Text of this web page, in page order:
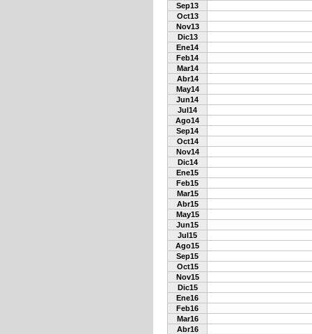
Sep13
Oct13
Nov13
Dic13
Ene14
Feb14
Mar14
Abr14
May14
Jun14
Jul14
Ago14
Sep14
Oct14
Nov14
Dic14
Ene15
Feb15
Mar15
Abr15
May15
Jun15
Jul15
Ago15
Sep15
Oct15
Nov15
Dic15
Ene16
Feb16
Mar16
Abr16